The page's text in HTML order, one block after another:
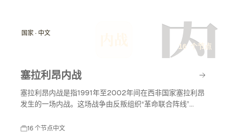
内
国家 · 中文
16 个节点
塞拉利昂内战
塞拉利昂内战是指1991年至2002年间在西非国家塞拉利昂
发生的一场内战。这场战争由反叛组织“革命联合阵线”
均的不满。内战造成了大量人员伤亡和严重的人道主义危
16 个节点中文